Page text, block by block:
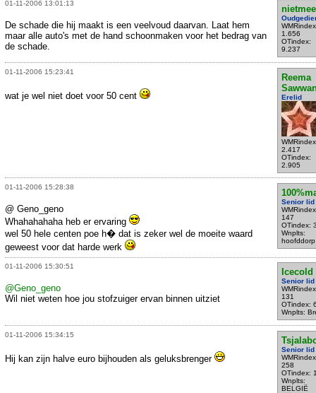
01-11-2006 13:01:13
1.656
OTindex:
9.237
De schade die hij maakt is een veelvoud daarvan. Laat hem
maar alle auto's met de hand schoonmaken voor het bedrag van
de schade.
01-11-2006 15:23:41
Reema
Erelid
2.417
OTindex:
2.905
wat je wel niet doet voor 50 cent
01-11-2006 15:28:38
Senior lid
147
OTindex:
Wnplts:
hoofddorp
@ Geno_geno
Whahahahaha heb er ervaring
wel 50 hele centen poe h� dat is zeker wel de moeite waard
geweest voor dat harde werk
01-11-2006 15:30:51
Icecold
Senior lid
131
OTindex:
Wnplts:
@Geno_geno
Wil niet weten hoe jou stofzuiger ervan binnen uitziet
01-11-2006 15:34:15
Senior lid
258
OTindex:
Wnplts:
BELGIË
Hij kan zijn halve euro bijhouden als geluksbrenger